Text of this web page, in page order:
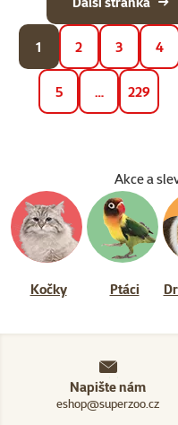
1 2 3 4
5 … 229
Akce a
Kočky Ptáci
Napište nám
eshop@superzoo.cz